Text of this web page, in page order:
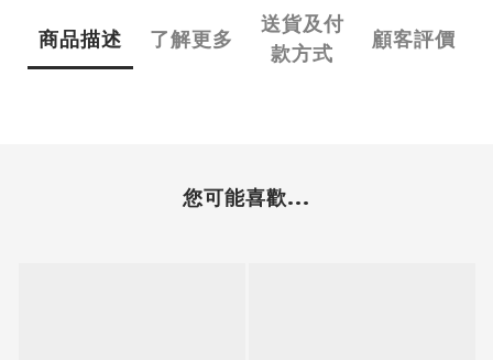
商品描述 了解更多
送貨及付
款方式
顧客評價
您可能喜歡...